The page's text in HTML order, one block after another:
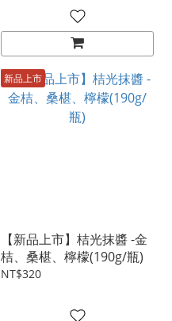
新品上市
【新品上市】桔光抹醬 -金
桔、桑椹、檸檬(190g/瓶)
NT$320